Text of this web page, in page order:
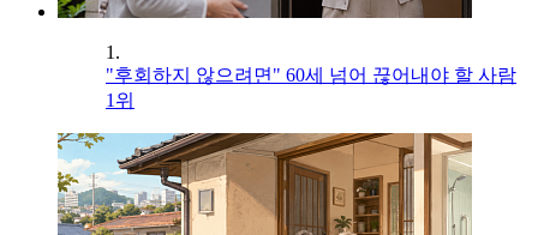
1.
"후회하지 않으려면" 60세 넘어 끊어내야 할 사람
1위